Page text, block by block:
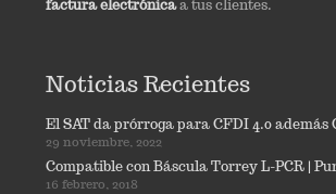
factura electrónicaa tus clientes.
Noticias Recientes
El SAT da prórroga para CFDI 4.0 además
29 noviembre, 2022
Compatible con Báscula Torrey L-PCR |
16 febrero, 2018